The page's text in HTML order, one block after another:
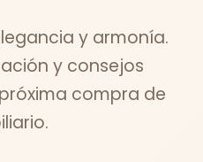
y armonía.
y consejos
compra de